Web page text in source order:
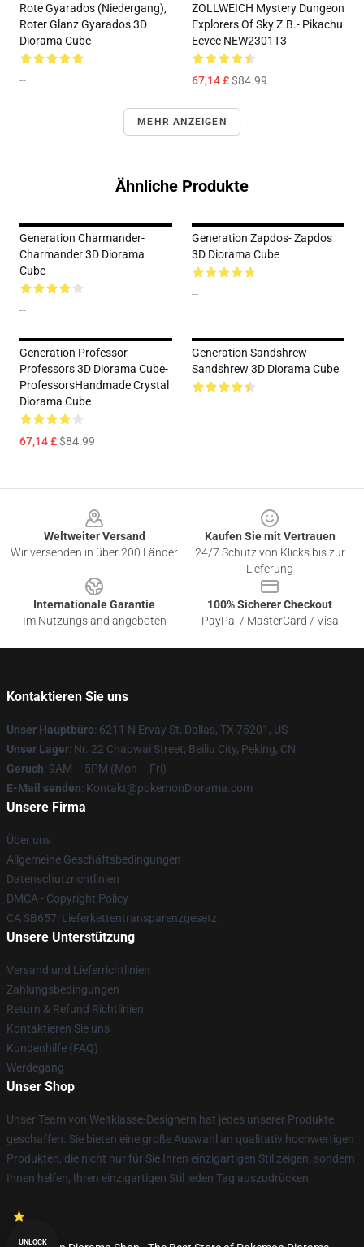
Rote Gyarados (Niedergang),
Roter Glanz Gyarados 3D
Diorama Cube
--
ZOLLWEICH Mystery Dungeon
Explorers Of Sky Z.B.- Pikachu
Eevee NEW2301T3
67,14 £$84.99
MEHR ANZEIGEN
Ähnliche Produkte
Generation Charmander-
Charmander 3D Diorama
Cube
--
Generation Zapdos- Zapdos
3D Diorama Cube
--
Generation Professor-
Professors 3D Diorama Cube-
ProfessorsHandmade Crystal
Diorama Cube
67,14 £$84.99
Generation Sandshrew-
Sandshrew 3D Diorama Cube
--
Weltweiter Versand
Wir versenden in über 200 Länder
Kaufen Sie mit Vertrauen
24/7 Schutz von Klicks bis zur
Lieferung
Internationale Garantie
Im Nutzungsland angeboten
100% Sicherer Checkout
PayPal / MasterCard / Visa
Kontaktieren Sie uns
Unser Hauptbüro: 6211 N Ervay St, Dallas, TX 75201, US
Unser Lager: Nr. 22 Chaowai Street, Beiliu City, Peking, CN
Geruch: 9AM – 5PM (Mon – Fri)
E-Mail senden: Kontakt@pokemonDiorama.com
Unsere Firma
Über uns
Allgemeine Geschäftsbedingungen
Datenschutzrichtlinien
DMCA - Copyright Policy
CA SB657: Lieferkettentransparenzgesetz
Unsere Unterstützung
Versand und Lieferrichtlinien
Zahlungsbedingungen
Return & Refund Richtlinien
Kontaktieren Sie uns
Kundenhilfe (FAQ)
Werdegang
Unser Shop
Unser Team von Weltklasse-Designern hat jedes unserer Produkte
geschaffen. Sie bieten eine große Auswahl an qualitativ hochwertigen
Produkten, die nicht nur für Sie Ihren einzigartigen Stil zeigen, sondern
Ihnen helfen, Ihren einzigartigen Stil jeden Tag auszudrücken.
UNLOCK